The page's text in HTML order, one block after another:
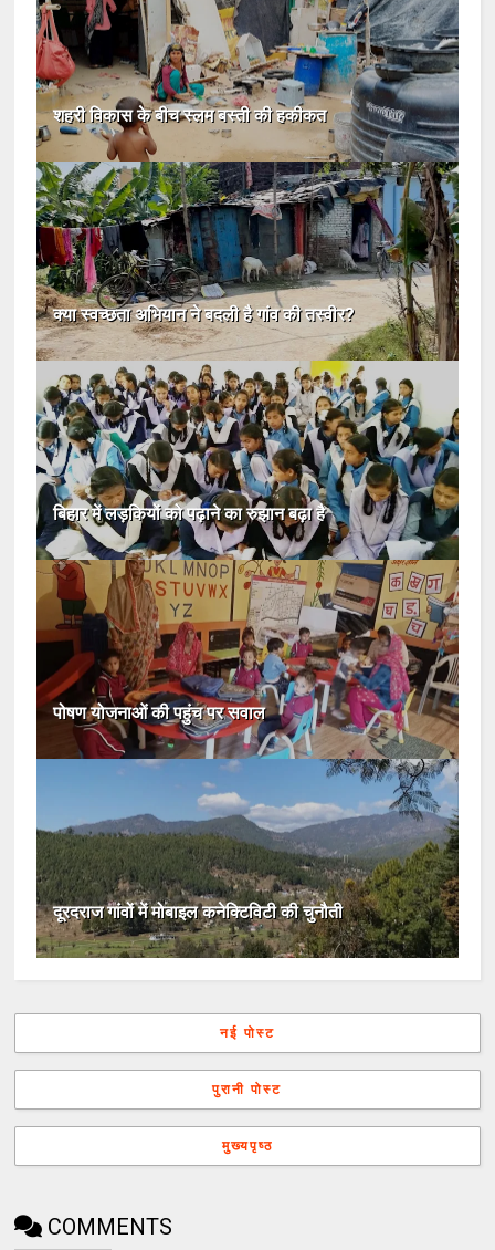
शहरी विकास के बीच स्लम बस्ती की हकीकत
क्या स्वच्छता अभियान ने बदली है गांव की तस्वीर?
बिहार में लड़कियों को पढ़ाने का रुझान बढ़ा है
पोषण योजनाओं की पहुंच पर सवाल
दूरदराज गांवों में मोबाइल कनेक्टिविटी की चुनौती
नई पोस्ट
पुरानी पोस्ट
मुख्यपृष्ठ
COMMENTS